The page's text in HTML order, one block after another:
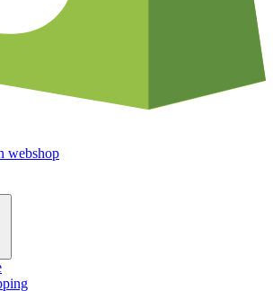
webshop